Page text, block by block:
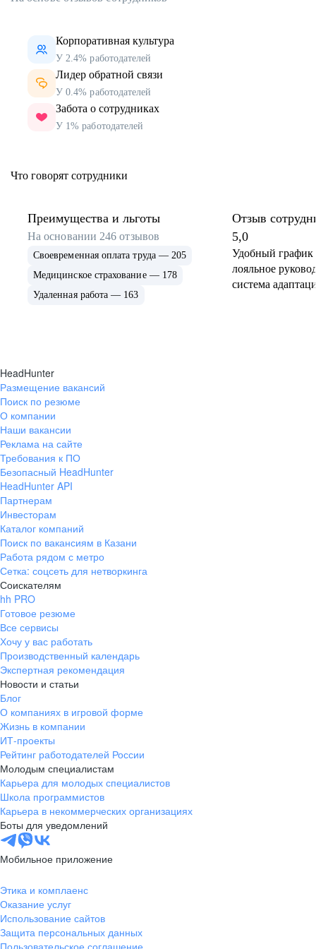
Корпоративная культура
У 2.4% работодателей
Лидер обратной связи
У 0.4% работодателей
Забота о сотрудниках
У 1% работодателей
Что говорят сотрудники
Преимущества и льготы
На основании 246 отзывов
Своевременная оплата труда — 205
Медицинское страхование — 178
Удаленная работа — 163
Отзыв
5,0
Удобный график
лояльное
система
HeadHunter
Размещение вакансий
Поиск по резюме
О компании
Наши вакансии
Реклама на сайте
Требования к ПО
Безопасный HeadHunter
HeadHunter API
Партнерам
Инвесторам
Каталог компаний
Поиск по вакансиям в Казани
Работа рядом с метро
Сетка: соцсеть для нетворкинга
Соискателям
hh PRO
Готовое резюме
Все сервисы
Хочу у вас работать
Производственный календарь
Экспертная рекомендация
Новости и статьи
Блог
О компаниях в игровой форме
Жизнь в компании
ИТ-проекты
Рейтинг работодателей России
Молодым специалистам
Карьера для молодых специалистов
Школа программистов
Карьера в некоммерческих организациях
Боты для уведомлений
Мобильное приложение
Этика и комплаенс
Оказание услуг
Использование сайтов
Защита персональных данных